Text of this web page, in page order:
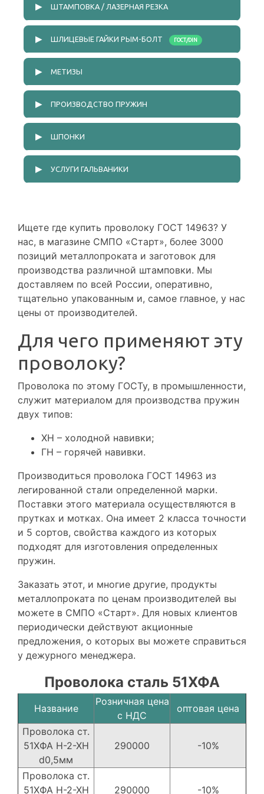
ПРЕСС-МАСЛЕНКИ DIN 71412
▶ ШТАМПОВКА / ЛАЗЕРНАЯ РЕЗКА
▶ ШЛИЦЕВЫЕ ГАЙКИ РЫМ-БОЛТ ГОСТ/DIN
▶ МЕТИЗЫ
▶ ПРОИЗВОДСТВО ПРУЖИН
▶ ШПОНКИ
▶ УСЛУГИ ГАЛЬВАНИКИ
Ищете где купить проволоку ГОСТ 14963? У
нас, в магазине СМПО «Старт», более 3000
позиций металлопроката и заготовок для
производства различной штамповки. Мы
доставляем по всей России, оперативно,
тщательно упакованным и, самое главное, у нас
цены от производителей.
Для чего применяют эту
проволоку?
Проволока по этому ГОСТу, в промышленности,
служит материалом для производства пружин
двух типов:
ХН – холодной навивки;
ГН – горячей навивки.
Производиться проволока ГОСТ 14963 из
легированной стали определенной марки.
Поставки этого материала осуществляются в
прутках и мотках. Она имеет 2 класса точности
и 5 сортов, свойства каждого из которых
подходят для изготовления определенных
пружин.
Заказать этот, и многие другие, продукты
металлопроката по ценам производителей вы
можете в СМПО «Старт». Для новых клиентов
периодически действуют акционные
предложения, о которых вы можете справиться
у дежурного менеджера.
Проволока сталь 51ХФА
Название
Розничная цена
с НДС
оптовая цена
Проволока ст.
51ХФА Н-2-ХН
d0,5мм
290000 -10%
Проволока ст.
51ХФА Н-2-ХН
290000 -10%